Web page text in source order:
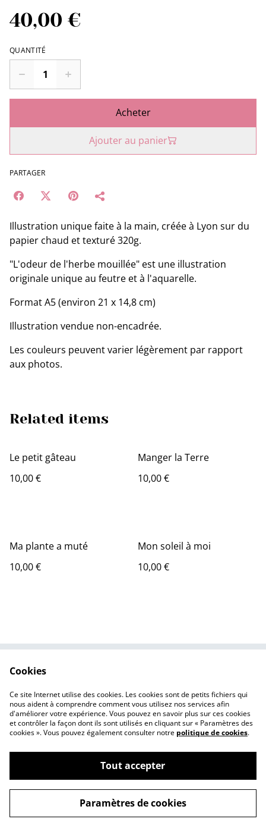
40,00 €
QUANTITÉ
Acheter
Ajouter au panier
PARTAGER
Illustration unique faite à la main, créée à Lyon sur du
papier chaud et texturé 320g.
"L'odeur de l'herbe mouillée" est une illustration
originale unique au feutre et à l'aquarelle.
Format A5 (environ 21 x 14,8 cm)
Illustration vendue non-encadrée.
Les couleurs peuvent varier légèrement par rapport
aux photos.
Related items
Le petit gâteau
10,00 €
Manger la Terre
10,00 €
Ma plante a muté
10,00 €
Mon soleil à moi
10,00 €
Politique de
confidentialité
Cookies
©2026Léna Canaud, illustratrice et autrice de BD
powered by
Cookies
Ce site Internet utilise des cookies. Les cookies sont de petits fichiers qui
nous aident à comprendre comment vous utilisez nos services afin
d'améliorer votre expérience. Vous pouvez en savoir plus sur ces cookies
et contrôler la façon dont ils sont utilisés en cliquant sur « Paramètres des
cookies ». Vous pouvez également consulter notre politique de cookies.
Tout accepter
Paramètres de cookies